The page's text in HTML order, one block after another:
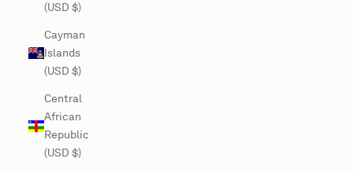
(USD $)
Cayman
Islands
(USD $)
Central
African
Republic
(USD $)